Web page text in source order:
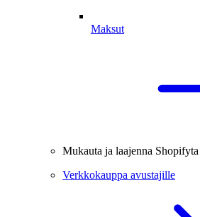
Maksut
Mukauta ja laajenna Shopifyta
Verkkokauppa avustajille